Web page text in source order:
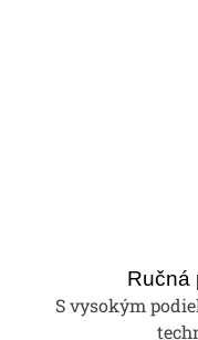
Ručná
S vysokým